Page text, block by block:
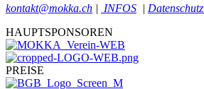
kontakt@mokka.ch | INFOS | Datenschutz
HAUPTSPONSOREN
PREISE